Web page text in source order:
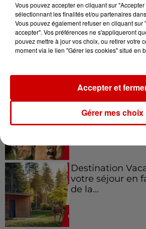
condamné,
Duralex et la...
Jeux
Le Duel -
pour l'un des
régions !
Destination
votre séjour en
de la...
Vous pouvez accepter en cliquant sur
sélectionnant les finalités et/ou partenaires
Vous pouvez également refuser en cliquant sur
accepter". Vos préférences ne s'appliqueront
pouvez mettre à jour vos choix, ou retirer votre
moment via le lien "Gérer les cookies" situé en
Gérer mes choix
Accepter et